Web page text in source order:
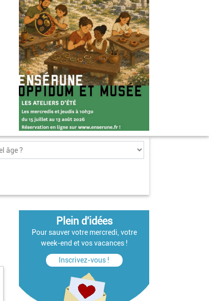
Plein d'idées
Pour sauver votre mercredi, votre
week-end et vos vacances !
Inscrivez-vous !